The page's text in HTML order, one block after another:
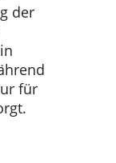
der
für